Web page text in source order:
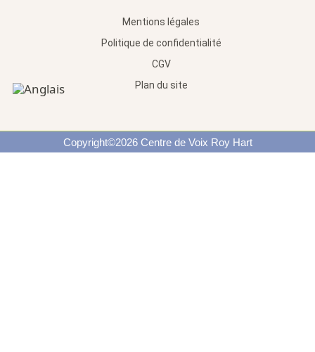
Mentions légales
Politique de confidentialité
CGV
Plan du site
Copyright©2026 Centre de Voix Roy Hart